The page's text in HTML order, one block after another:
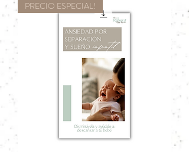
PRECIO ESPECIAL!